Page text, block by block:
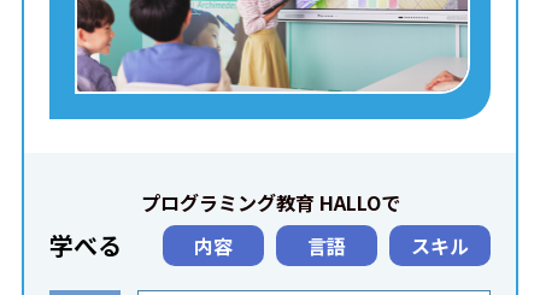
プログラミング教育 HALLOで
学べる 内容 言語 スキル